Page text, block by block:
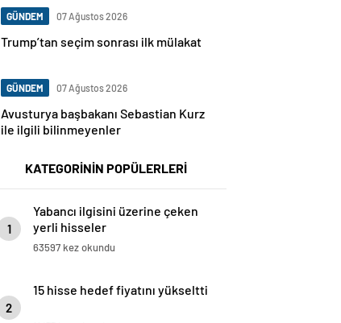
GÜNDEM 07 Ağustos 2026
Trump’tan seçim sonrası ilk mülakat
GÜNDEM 07 Ağustos 2026
Avusturya başbakanı Sebastian Kurz
ile ilgili bilinmeyenler
KATEGORİNİN POPÜLERLERİ
1
Yabancı ilgisini üzerine çeken
yerli hisseler
63597 kez okundu
2
15 hisse hedef fiyatını yükseltti